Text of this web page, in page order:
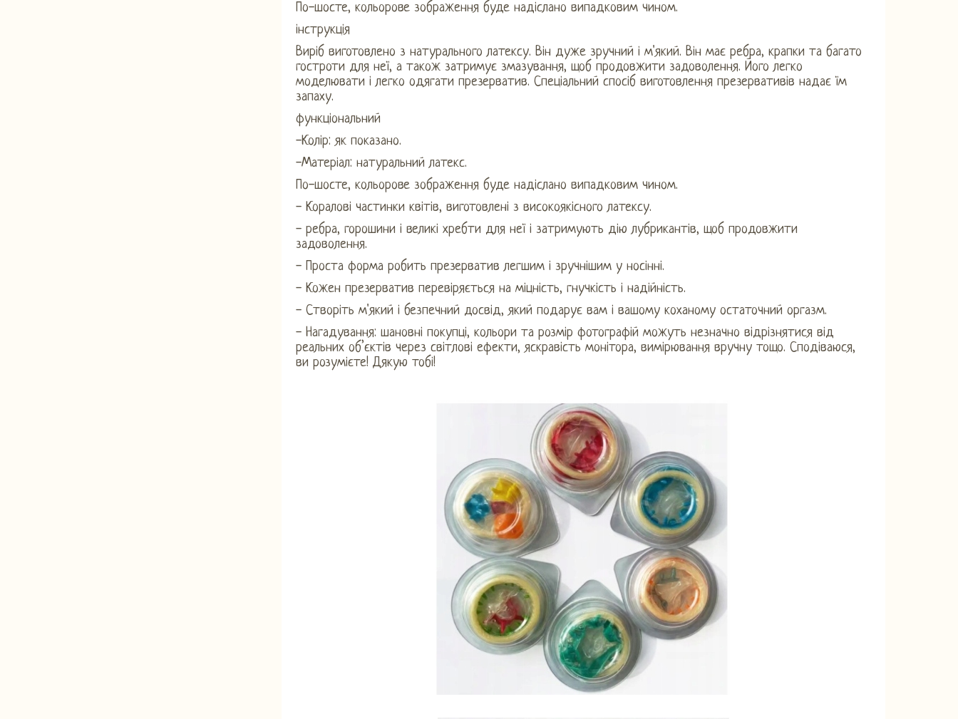
По-шосте, кольорове зображення буде надіслано випадковим чином.
інструкція
Виріб виготовлено з натурального латексу. Він дуже зручний і м'який. Він має ребра, крапки та багато
гостроти для неї, а також затримує змазування, щоб продовжити задоволення. Його легко
моделювати і легко одягати презерватив. Спеціальний спосіб виготовлення презервативів надає їм
запаху.
функціональний
-Колір: як показано.
-Матеріал: натуральний латекс.
По-шосте, кольорове зображення буде надіслано випадковим чином.
- Коралові частинки квітів, виготовлені з високоякісного латексу.
- ребра, горошини і великі хребти для неї і затримують дію лубрикантів, щоб продовжити
задоволення.
- Проста форма робить презерватив легшим і зручнішим у носінні.
- Кожен презерватив перевіряється на міцність, гнучкість і надійність.
- Створіть м'який і безпечний досвід, який подарує вам і вашому коханому остаточний оргазм.
- Нагадування: шановні покупці, кольори та розмір фотографій можуть незначно відрізнятися від
реальних об’єктів через світлові ефекти, яскравість монітора, вимірювання вручну тощо. Сподіваюся,
ви розумієте! Дякую тобі!